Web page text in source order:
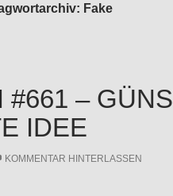
Fake
–
IDEE
KOMMENTAR HINTERLASSEN